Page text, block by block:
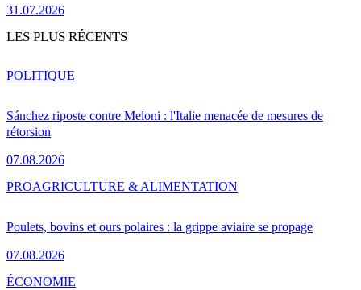
31.07.2026
LES PLUS RÉCENTS
Sánchez riposte contre Meloni : l'Italie menacée de mesures de
rétorsion
07.08.2026
POLITIQUE
Poulets, bovins et ours polaires : la grippe aviaire se propage
07.08.2026
PROAGRICULTURE & ALIMENTATION
ÉCONOMIE